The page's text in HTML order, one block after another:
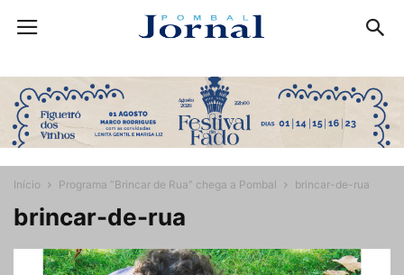
Início Programa “Brincar de Rua” chega a Pombal brincar-de-rua
brincar-de-rua